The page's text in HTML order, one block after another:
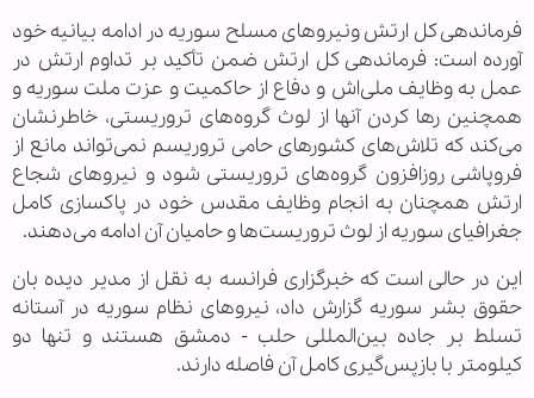
فرماندهی کل ارتش ونیروهای مسلح سوریه در ادامه بیانیه خود
آورده است: فرماندهی کل ارتش ضمن تأکید بر تداوم ارتش در
عمل به وظایف ملی‌اش و دفاع از حاکمیت و عزت ملت سوریه و
همچنین رها کردن آنها از لوث گروه‌های تروریستی، خاطرنشان
می‌کند که تلاش‌های کشورهای حامی تروریسم نمی‌تواند مانع از
فروپاشی روزافزون گروه‌های تروریستی شود و نیروهای شجاع
ارتش همچنان به انجام وظایف مقدس خود در پاکسازی کامل
جغرافیای سوریه از لوث تروریست‌ها و حامیان آن ادامه می‌دهند.
این در حالی است که خبرگزاری فرانسه به نقل از مدیر دیده بان
حقوق بشر سوریه گزارش داد، نیروهای نظام سوریه در آستانه
تسلط بر جاده بین‌المللی حلب - دمشق هستند و تنها دو
کیلومتر با بازپس‌گیری کامل آن فاصله دارند.